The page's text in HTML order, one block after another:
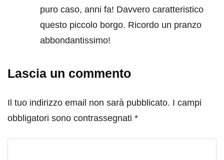
puro caso, anni fa! Davvero caratteristico
questo piccolo borgo. Ricordo un pranzo
abbondantissimo!
Lascia un commento
Il tuo indirizzo email non sarà pubblicato. I campi
obbligatori sono contrassegnati *